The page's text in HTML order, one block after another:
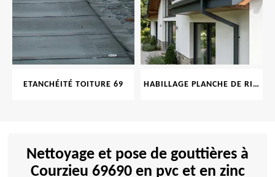
ETANCHÉITÉ TOITURE 69 HABILLAGE PLANCHE DE RIVE 69
Nettoyage et pose de gouttières à
Courzieu 69690 en pvc et en zinc